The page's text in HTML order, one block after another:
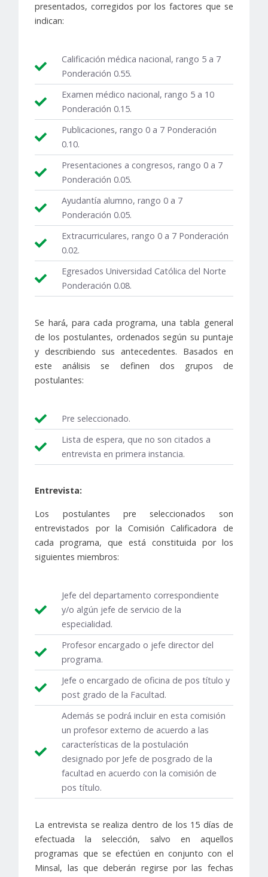
presentados, corregidos por los factores que se
indican:
Calificación médica nacional, rango 5 a 7
Ponderación 0.55.
Examen médico nacional, rango 5 a 10
Ponderación 0.15.
Publicaciones, rango 0 a 7 Ponderación
0.10.
Presentaciones a congresos, rango 0 a 7
Ponderación 0.05.
Ayudantía alumno, rango 0 a 7
Ponderación 0.05.
Extracurriculares, rango 0 a 7 Ponderación
0.02.
Egresados Universidad Católica del Norte
Ponderación 0.08.
Se hará́, para cada programa, una tabla general
de los postulantes, ordenados según su puntaje
y describiendo sus antecedentes. Basados en
este análisis se definen dos grupos de
postulantes:
Pre seleccionado.
Lista de espera, que no son citados a
entrevista en primera instancia.
Entrevista:
Los postulantes pre seleccionados son
entrevistados por la Comisión Calificadora de
cada programa, que está constituida por los
siguientes miembros:
Jefe del departamento correspondiente
y/o algún jefe de servicio de la
especialidad.
Profesor encargado o jefe director del
programa.
Jefe o encargado de oficina de pos título y
post grado de la Facultad.
Además se podrá́ incluir en esta comisión
un profesor externo de acuerdo a las
características de la postulación
designado por Jefe de posgrado de la
facultad en acuerdo con la comisión de
pos título.
La entrevista se realiza dentro de los 15 días de
efectuada la selección, salvo en aquellos
programas que se efectúen en conjunto con el
Minsal, las que deberán regirse por las fechas